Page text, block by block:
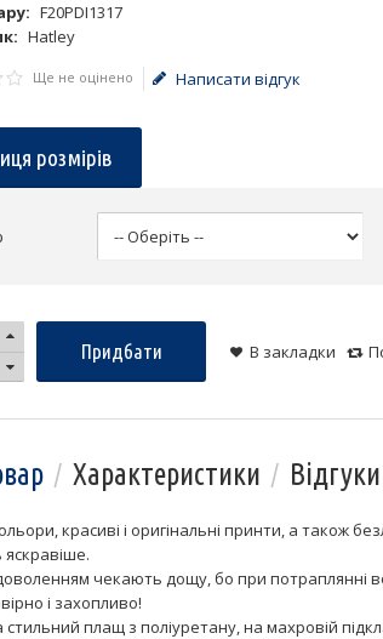
F20PDI1317
Hatley
Ще не оцінено Написати відгук
розмірів
Придбати В закладки
Характеристики Відгуки
красиві і оригінальні принти, а також
чекають дощу, бо при
і захопливо!
стильний плащ з поліуретану, на махровій